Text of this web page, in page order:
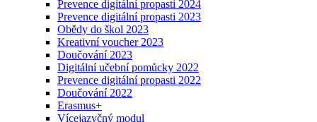
Prevence digitální propasti 2024
Prevence digitální propasti 2023
Obědy do škol 2023
Kreativní voucher 2023
Doučování 2023
Digitální učební pomůcky 2022
Prevence digitální propasti 2022
Doučování 2022
Erasmus+
Vícejazyčný modul